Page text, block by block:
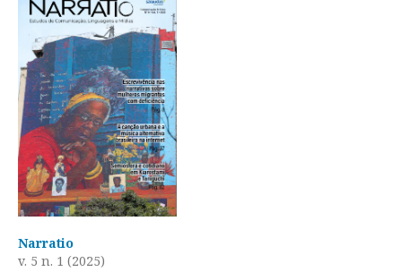
Narratio
v. 5 n. 1 (2025)